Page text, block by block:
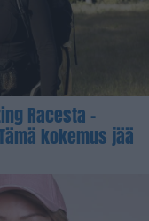
Racesta –
kokemus jää